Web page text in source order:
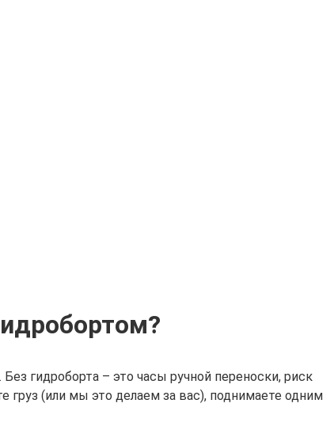
гидроборта – это часы ручной переноски, риск
(или мы это делаем за вас), поднимаете одним